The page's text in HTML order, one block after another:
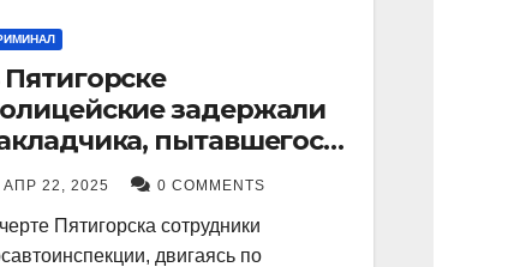
Пятигорске
задержали
пытавшегося
партию
АПР 22, 2025 0 COMMENTS
Пятигорска сотрудники
двигаясь по